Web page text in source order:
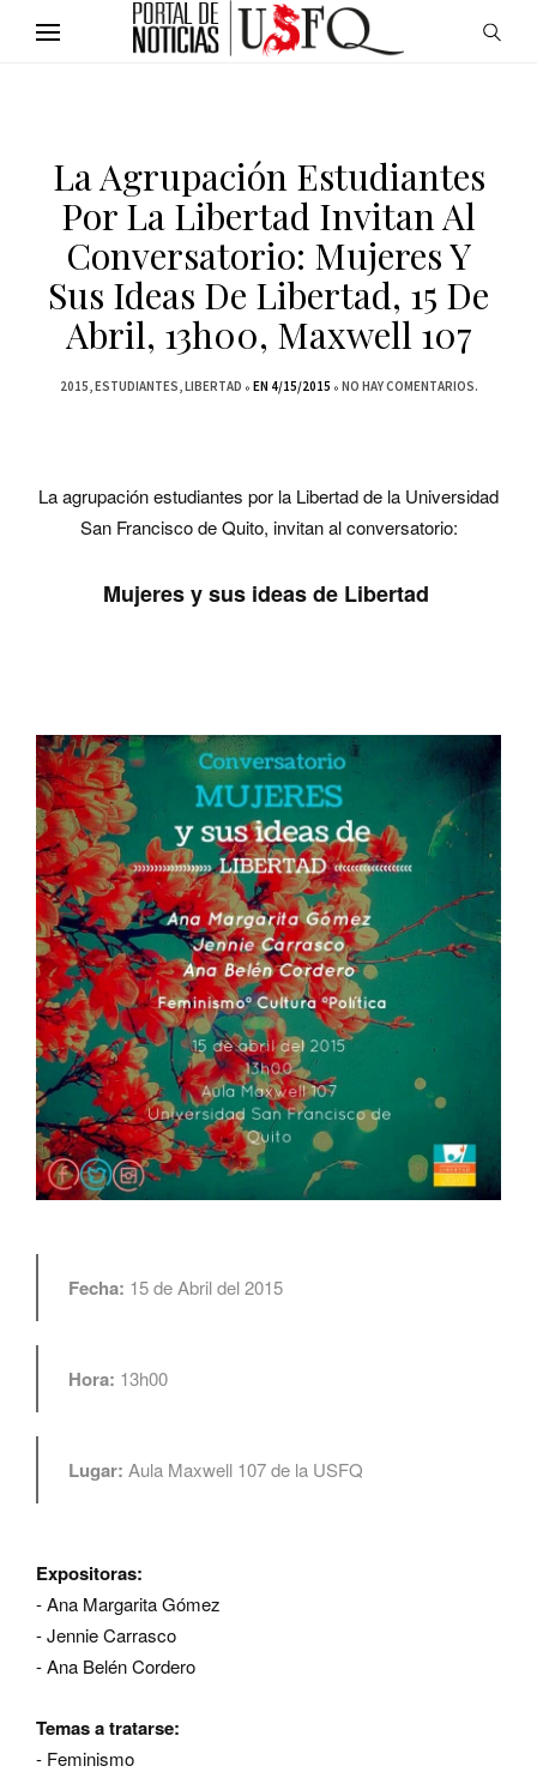
La Agrupación Estudiantes
Por La Libertad Invitan Al
Conversatorio: Mujeres Y
Sus Ideas De Libertad, 15 De
Abril, 13h00, Maxwell 107
2015 ESTUDIANTES LIBERTAD EN 4/15/2015 NO HAY COMENTARIOS.
La agrupación estudiantes por la Libertad de la Universidad
San Francisco de Quito, invitan al conversatorio:
Mujeres y sus ideas de Libertad
Fecha: 15 de Abril del 2015
Hora: 13h00
Lugar: Aula Maxwell 107 de la USFQ
Expositoras:
- Ana Margarita Gómez
- Jennie Carrasco
- Ana Belén Cordero
Temas a tratarse:
- Feminismo